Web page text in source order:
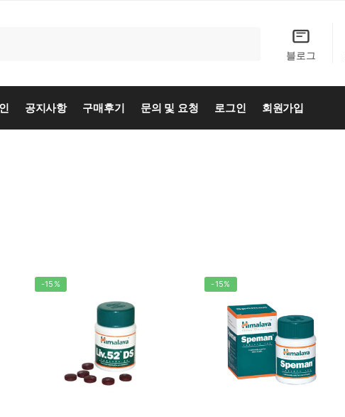
블로그
공지사항 구매후기 문의 및 요청 로그인 회원가입
-15% -15%